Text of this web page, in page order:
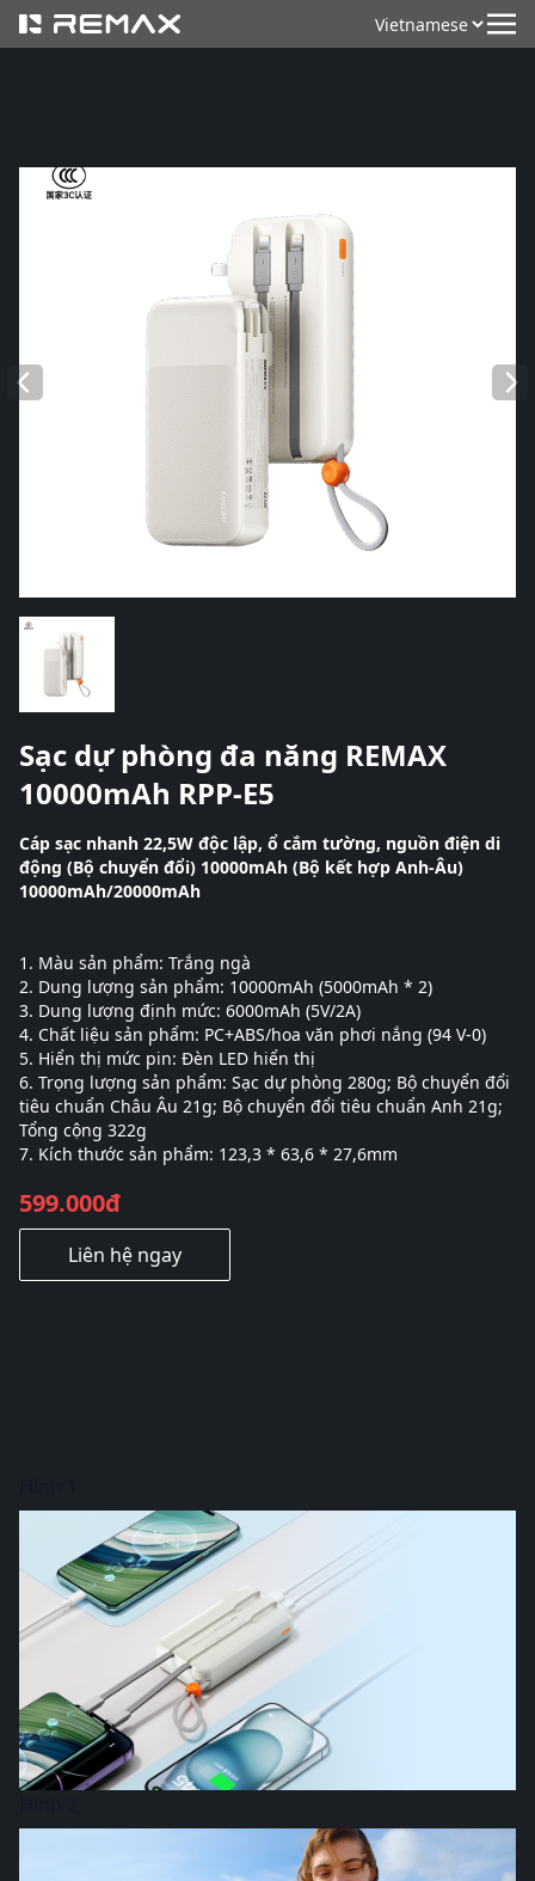
Sạc dự phòng đa năng REMAX
10000mAh RPP-E5
Cáp sạc nhanh 22,5W độc lập, ổ cắm tường, nguồn điện di
động (Bộ chuyển đổi) 10000mAh (Bộ kết hợp Anh-Âu)
10000mAh/20000mAh
1. Màu sản phẩm: Trắng ngà
2. Dung lượng sản phẩm: 10000mAh (5000mAh * 2)
3. Dung lượng định mức: 6000mAh (5V/2A)
4. Chất liệu sản phẩm: PC+ABS/hoa văn phơi nắng (94 V-0)
5. Hiển thị mức pin: Đèn LED hiển thị
6. Trọng lượng sản phẩm: Sạc dự phòng 280g; Bộ chuyển đổi
tiêu chuẩn Châu Âu 21g; Bộ chuyển đổi tiêu chuẩn Anh 21g;
Tổng cộng 322g
7. Kích thước sản phẩm: 123,3 * 63,6 * 27,6mm
599.000đ
Liên hệ ngay